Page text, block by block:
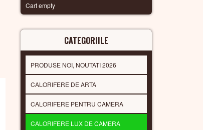
Cart empty
CATEGORIILE
PRODUSE NOI, NOUTATI 2026
CALORIFERE DE ARTA
CALORIFERE PENTRU CAMERA
CALORIFERE LUX DE CAMERA